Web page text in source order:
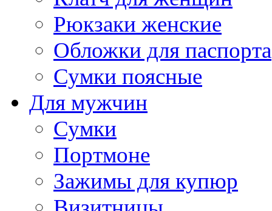
Рюкзаки женские
Обложки для паспорта
Сумки поясные
Для мужчин
Сумки
Портмоне
Зажимы для купюр